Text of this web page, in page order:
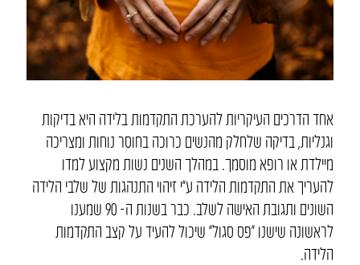
אחד הדרכים העיקריות להערכת התקדמות בלידה היא בדיקות
וגנליות, בדיקה שלחלק מהנשים כרוכה בחוסר נוחות ומצריכה
מיילדת או רופא מוסמך. במהלך השנים נשות מקצוע למדו
להעריך את התקדמות הלידה ע”י זיהוי התנהגות של שלבי הלידה
השונים ותגובת האישה לשלב. כבר בשנות ה- 90 שמענו
לראשונה שישנו “פס סגול” שיכול להעיד על קצב התקדמות
הלידה.